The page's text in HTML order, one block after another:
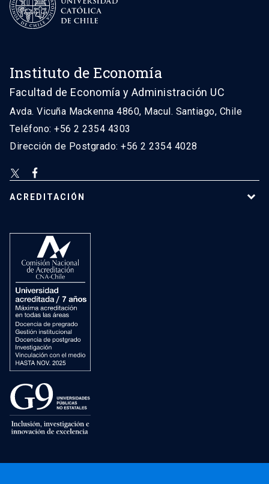
Instituto de Economía
Facultad de Economía y Administración UC
Avda. Vicuña Mackenna 4860, Macul. Santiago, Chile
Teléfono: +56 2 2354 4303
Dirección de Postgrado: +56 2 2354 4028
ACREDITACIÓN